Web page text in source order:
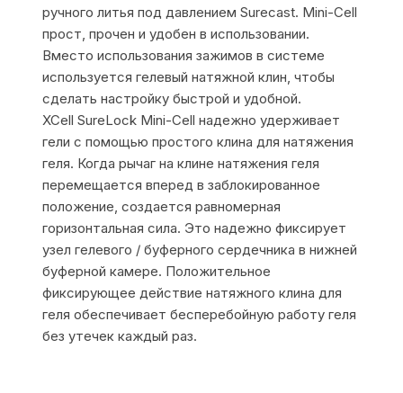
ручного литья под давлением Surecast. Mini-Cell
прост, прочен и удобен в использовании.
Вместо использования зажимов в системе
используется гелевый натяжной клин, чтобы
сделать настройку быстрой и удобной.
XCell SureLock Mini-Cell надежно удерживает
гели с помощью простого клина для натяжения
геля. Когда рычаг на клине натяжения геля
перемещается вперед в заблокированное
положение, создается равномерная
горизонтальная сила. Это надежно фиксирует
узел гелевого / буферного сердечника в нижней
буферной камере. Положительное
фиксирующее действие натяжного клина для
геля обеспечивает бесперебойную работу геля
без утечек каждый раз.